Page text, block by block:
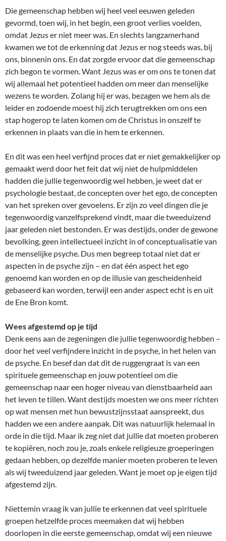
Die gemeenschap hebben wij heel veel eeuwen geleden
gevormd, toen wij, in het begin, een groot verlies voelden,
omdat Jezus er niet meer was. En slechts langzamerhand
kwamen we tot de erkenning dat Jezus er nog steeds was, bij
ons, binnenin ons. En dat zorgde ervoor dat die gemeenschap
zich begon te vormen. Want Jezus was er om ons te tonen dat
wij allemaal het potentieel hadden om meer dan menselijke
wezens te worden. Zolang hij er was, bezagen we hem als de
leider en zodoende moest hij zich terugtrekken om ons een
stap hogerop te laten komen om de Christus in onszelf te
erkennen in plaats van die in hem te erkennen.
En dit was een heel verfijnd proces dat er niet gemakkelijker op
gemaakt werd door het feit dat wij niet de hulpmiddelen
hadden die jullie tegenwoordig wel hebben, je weet dat er
psychologie bestaat, de concepten over het ego, de concepten
van het spreken over gevoelens. Er zijn zo veel dingen die je
tegenwoordig vanzelfsprekend vindt, maar die tweeduizend
jaar geleden niet bestonden. Er was destijds, onder de gewone
bevolking, geen intellectueel inzicht in of conceptualisatie van
de menselijke psyche. Dus men begreep totaal niet dat er
aspecten in de psyche zijn – en dat één aspect het ego
genoemd kan worden en op de illusie van gescheidenheid
gebaseerd kan worden, terwijl een ander aspect echt is en uit
de Ene Bron komt.
Wees afgestemd op je tijd
Denk eens aan de zegeningen die jullie tegenwoordig hebben –
door het veel verfijndere inzicht in de psyche, in het helen van
de psyche. En besef dan dat dit de ruggengraat is van een
spirituele gemeenschap en jouw potentieel om die
gemeenschap naar een hoger niveau van dienstbaarheid aan
het leven te tillen. Want destijds moesten we ons meer richten
op wat mensen met hun bewustzijnsstaat aanspreekt, dus
hadden we een andere aanpak. Dit was natuurlijk helemaal in
orde in die tijd. Maar ik zeg niet dat jullie dat moeten proberen
te kopiëren, noch zou je, zoals enkele religieuze groeperingen
gedaan hebben, op dezelfde manier moeten proberen te leven
als wij tweeduizend jaar geleden. Want je moet op je eigen tijd
afgestemd zijn.
Niettemin vraag ik van jullie te erkennen dat veel spirituele
groepen hetzelfde proces meemaken dat wij hebben
doorlopen in die eerste gemeenschap, omdat wij een nieuwe